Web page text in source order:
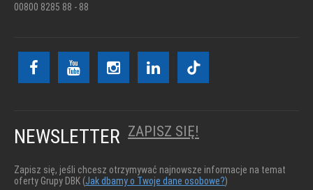
00800 8285 88 - 88
NEWSLETTER ZAPISZ SIĘ!
Zapisz się, jeśli chcesz otrzymywać najnowsze informacje na temat
oferty Grupy DBK (Jak dbamy o Twoje dane osobowe?)